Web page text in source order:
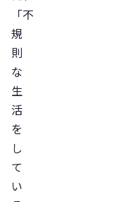
「不
規
則
な
生
活
を
し
て
い